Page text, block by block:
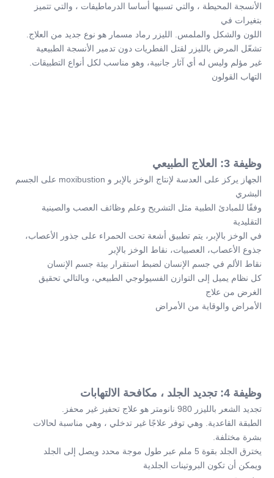
بتغيرات في
اللون والشكل والملمس. الليزر رماد مسمار هو نوع جديد من العلاج.
تشعّل المرض بالليزر لقتل الفطريات دون تدمير الأنسجة الطبيعية
غير مؤلم وليس له أي آثار جانبية، وهو مناسب لكل أنواع التطبيقات.
التهاب القولون
وظيفة 3: العلاج الطبيعي
البشري
التقليدية
جذوع الأعصاب، العصبيات، نقاط الوخز بالإبر
نقاط الألم في جسم الإنسان لضبط استقرار بيئة جسم الإنسان
الغرض من علاج
الأمراض والوقاية من الأمراض
وظيفة 4: تجديد الجلد ، مكافحة الالتهابات
تجديد الشعر بالليزر 980 نانومتر هو علاج تحفيز غير محفز.
بشرة مختلفة.
يخترق الجلد بقوة 5 ملم عبر طول موجة محدد ويصل إلى الجلد
ويمكن أن تكون البروتينات الجلدية